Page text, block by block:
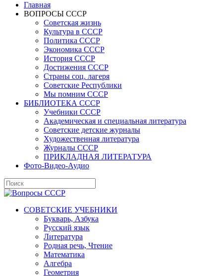
Главная
ВОПРОСЫ СССР
Советская жизнь
Культура в СССР
Политика СССР
Экономика СССР
История СССР
Достижения СССР
Страны соц. лагеря
Советские Республики
Мы помним СССР
БИБЛИОТЕКА СССР
Учебники СССР
Академическая и специальная литература
Советские детские журналы
Художественная литература
Журналы СССР
ПРИКЛАДНАЯ ЛИТЕРАТУРА
Фото-Видео-Аудио
СОВЕТСКИЕ УЧЕБНИКИ
Букварь, Азбука
Русский язык
Литература
Родная речь, Чтение
Математика
Алгебра
Геометрия